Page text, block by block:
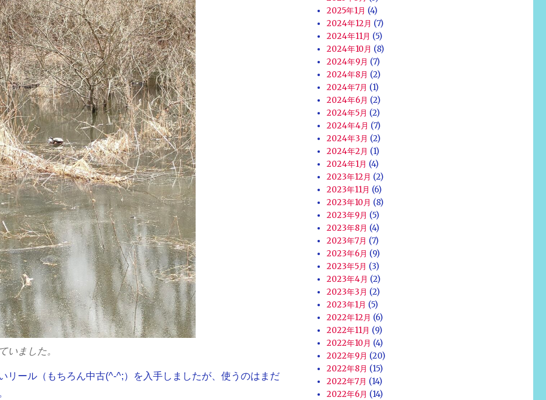
いました。
リール（もちろん中古(^-^;）を入手しましたが、使うのはまだ
2025年1月 (4)
2024年12月 (7)
2024年11月 (5)
2024年10月 (8)
2024年9月 (7)
2024年8月 (2)
2024年7月 (1)
2024年6月 (2)
2024年5月 (2)
2024年4月 (7)
2024年3月 (2)
2024年2月 (1)
2024年1月 (4)
2023年12月 (2)
2023年11月 (6)
2023年10月 (8)
2023年9月 (5)
2023年8月 (4)
2023年7月 (7)
2023年6月 (9)
2023年5月 (3)
2023年4月 (2)
2023年3月 (2)
2023年1月 (5)
2022年12月 (6)
2022年11月 (9)
2022年10月 (4)
2022年9月 (20)
2022年8月 (15)
2022年7月 (14)
2022年6月 (14)